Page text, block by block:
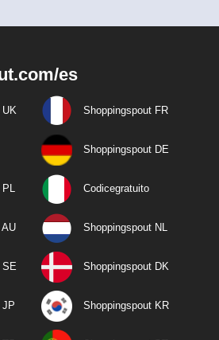
es
Shoppingspout FR
Shoppingspout DE
Codicegratuito
Shoppingspout NL
SE Shoppingspout DK
JP Shoppingspout KR